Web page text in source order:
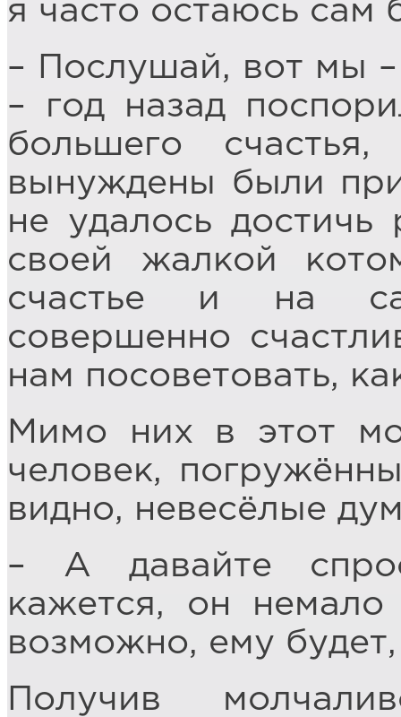
я часто остаюсь сам
– Послушай, вот мы
– год назад
большего
вынуждены были
не удалось достичь
своей жалкой
счастье и на
совершенно
нам посоветовать,
Мимо них в этот
человек,
видно, невесёлые
– А давайте
кажется, он
возможно, ему будет,
Получив